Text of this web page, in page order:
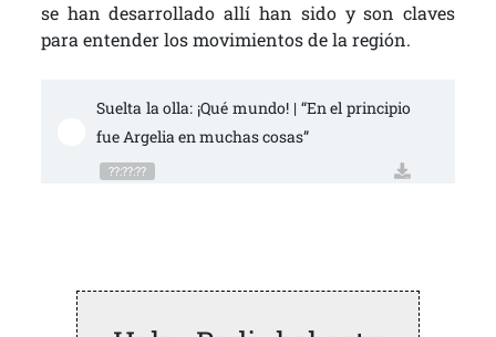
se han desarrollado allí han sido y son claves
para entender los movimientos de la región.
Suelta la olla: ¡Qué mundo! | “En el principio
fue Argelia en muchas cosas”
??:??:??